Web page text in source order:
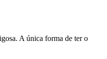
A única forma de ter o